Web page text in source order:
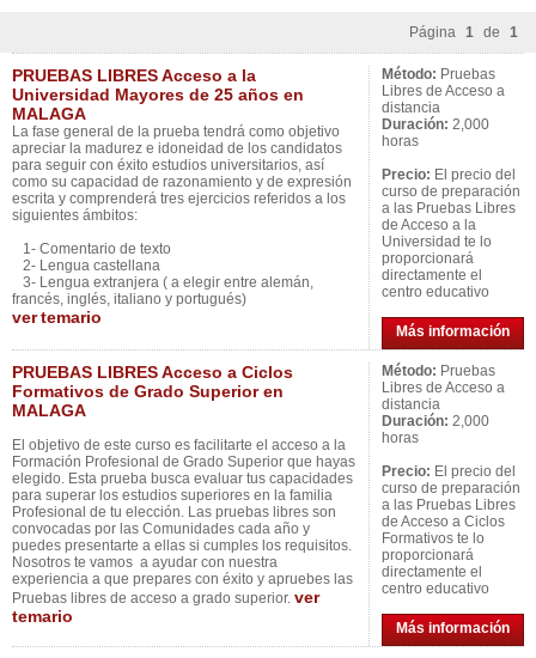
Página 1 de 1
PRUEBAS LIBRES Acceso a la
Universidad Mayores de 25 años en
MALAGA
La fase general de la prueba tendrá como objetivo
apreciar la madurez e idoneidad de los candidatos
para seguir con éxito estudios universitarios, así
como su capacidad de razonamiento y de expresión
escrita y comprenderá tres ejercicios referidos a los
siguientes ámbitos:
1- Comentario de texto
2- Lengua castellana
3- Lengua extranjera ( a elegir entre alemán,
francés, inglés, italiano y portugués)
vertemario
Método: Pruebas
Libres de Acceso a
distancia
Duración: 2,000
horas
Precio: El precio del
curso de preparación
a las Pruebas Libres
de Acceso a la
Universidad te lo
proporcionará
directamente el
centro educativo
Más información
PRUEBAS LIBRES Acceso a Ciclos
Formativos de Grado Superior en
MALAGA
El objetivo de este curso es facilitarte el acceso a la
Formación Profesional de Grado Superior que hayas
elegido. Esta prueba busca evaluar tus capacidades
para superar los estudios superiores en la familia
Profesional de tu elección. Las pruebas libres son
convocadas por las Comunidades cada año y
puedes presentarte a ellas si cumples los requisitos.
Nosotros te vamos a ayudar con nuestra
experiencia a que prepares con éxito y apruebes las
Pruebas libres de acceso a grado superior. ver
temario
Método: Pruebas
Libres de Acceso a
distancia
Duración: 2,000
horas
Precio: El precio del
curso de preparación
a las Pruebas Libres
de Acceso a Ciclos
Formativos te lo
proporcionará
directamente el
centro educativo
Más información